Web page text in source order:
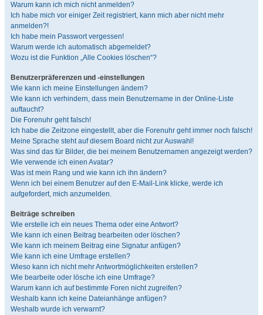
Warum kann ich mich nicht anmelden?
Ich habe mich vor einiger Zeit registriert, kann mich aber nicht mehr
anmelden?!
Ich habe mein Passwort vergessen!
Warum werde ich automatisch abgemeldet?
Wozu ist die Funktion „Alle Cookies löschen“?
Benutzerpräferenzen und -einstellungen
Wie kann ich meine Einstellungen ändern?
Wie kann ich verhindern, dass mein Benutzername in der Online-Liste
auftaucht?
Die Forenuhr geht falsch!
Ich habe die Zeitzone eingestellt, aber die Forenuhr geht immer noch falsch!
Meine Sprache steht auf diesem Board nicht zur Auswahl!
Was sind das für Bilder, die bei meinem Benutzernamen angezeigt werden?
Wie verwende ich einen Avatar?
Was ist mein Rang und wie kann ich ihn ändern?
Wenn ich bei einem Benutzer auf den E-Mail-Link klicke, werde ich
aufgefordert, mich anzumelden.
Beiträge schreiben
Wie erstelle ich ein neues Thema oder eine Antwort?
Wie kann ich einen Beitrag bearbeiten oder löschen?
Wie kann ich meinem Beitrag eine Signatur anfügen?
Wie kann ich eine Umfrage erstellen?
Wieso kann ich nicht mehr Antwortmöglichkeiten erstellen?
Wie bearbeite oder lösche ich eine Umfrage?
Warum kann ich auf bestimmte Foren nicht zugreifen?
Weshalb kann ich keine Dateianhänge anfügen?
Weshalb wurde ich verwarnt?